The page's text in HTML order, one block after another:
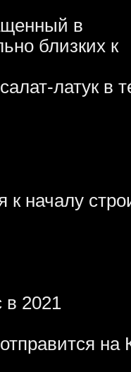
латук в
к началу
на